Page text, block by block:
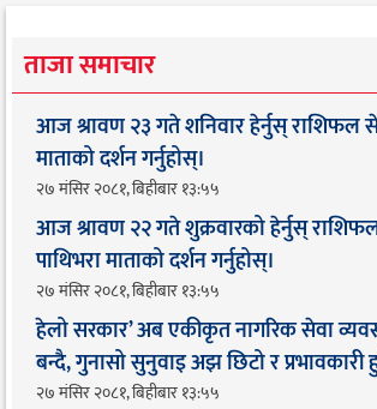
ताजा समाचार
आज श्रावण २३ गते शनिवार हेर्नुस् राशिफल
माताको दर्शन गर्नुहोस्।
२७ मंसिर २०८१, बिहीबार १३:५५
आज श्रावण २२ गते शुक्रवारको हेर्नुस्
पाथिभरा माताको दर्शन गर्नुहोस्।
२७ मंसिर २०८१, बिहीबार १३:५५
हेलो सरकार’ अब एकीकृत नागरिक सेवा
बन्दै, गुनासो सुनुवाइ अझ छिटो र प्रभावकारी
२७ मंसिर २०८१, बिहीबार १३:५५